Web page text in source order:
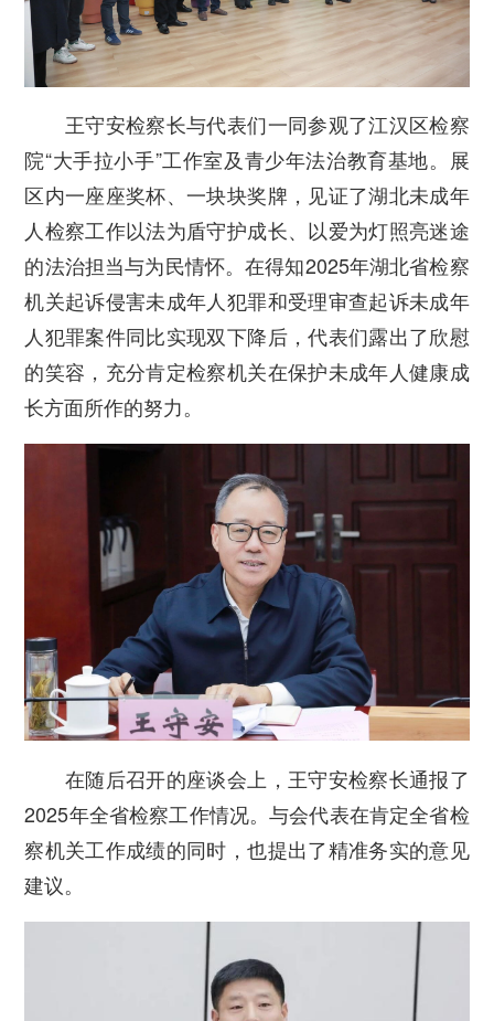
王守安检察长与代表们一同参观了江汉区检察
院“大手拉小手”工作室及青少年法治教育基地。展
区内一座座奖杯、一块块奖牌，见证了湖北未成年
人检察工作以法为盾守护成长、以爱为灯照亮迷途
的法治担当与为民情怀。在得知2025年湖北省检察
机关起诉侵害未成年人犯罪和受理审查起诉未成年
人犯罪案件同比实现双下降后，代表们露出了欣慰
的笑容，充分肯定检察机关在保护未成年人健康成
长方面所作的努力。
在随后召开的座谈会上，王守安检察长通报了
2025年全省检察工作情况。与会代表在肯定全省检
察机关工作成绩的同时，也提出了精准务实的意见
建议。